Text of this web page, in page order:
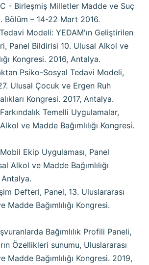
- Birleşmiş Milletler Madde ve Suç
Bölüm – 14-22 Mart 2016.
Modeli: YEDAM'ın Geliştirilen
Panel Bildirisi 10. Ulusal Alkol ve
Kongresi. 2016, Antalya.
Psiko-Sosyal Tedavi Modeli,
Ulusal Çocuk ve Ergen Ruh
Kongresi. 2017, Antalya.
Farkındalık Temelli Uygulamalar,
ve Madde Bağımlılığı Kongresi.
Mobil Ekip Uygulaması, Panel
Alkol ve Madde Bağımlılığı
Antalya.
Defteri, Panel, 13. Uluslararası
Madde Bağımlılığı Kongresi.
Bağımlılık Profili Paneli,
Özellikleri sunumu, Uluslararası
Madde Bağımlılığı Kongresi. 2019,